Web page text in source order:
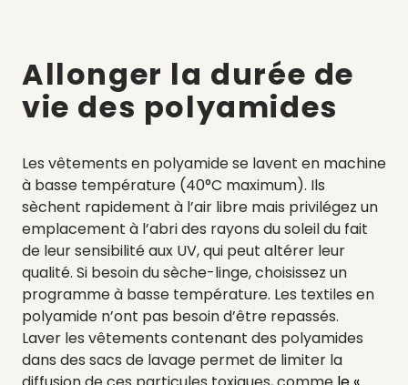
Allonger la durée de
vie des polyamides
Les vêtements en polyamide se lavent en machine
à basse température (40°C maximum). Ils
sèchent rapidement à l’air libre mais privilégez un
emplacement à l’abri des rayons du soleil du fait
de leur sensibilité aux UV, qui peut altérer leur
qualité. Si besoin du sèche-linge, choisissez un
programme à basse température. Les textiles en
polyamide n’ont pas besoin d’être repassés.
Laver les vêtements contenant des polyamides
dans des sacs de lavage permet de limiter la